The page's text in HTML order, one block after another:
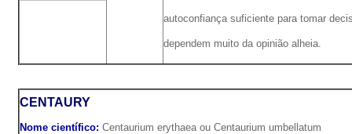
autoconfiança suficiente para tomar
dependem muito da opinião alheia.
CENTAURY
Nome científico: Centaurium erythaea ou Centaurium umbellatum